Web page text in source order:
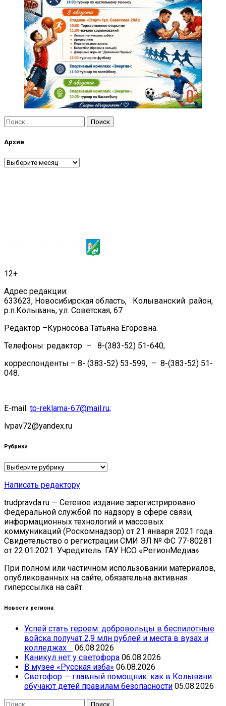
Найти:
Архив
Архив
12+
Адрес редакции:
633623, Новосибирская область, Колыванский район,
р.п.Колывань, ул. Советская, 67
Редактор –Курносова Татьяна Егоровна.
Телефоны: редактор – 8-(383-52) 51-640,
корреспонденты – 8- (383-52) 53-599, – 8-(383-52) 51-
048.
E-mail: tp-reklama-67@mail.ru;
lvpav72@yandex.ru
Рубрики
Рубрики
Написать редактору
trudpravda.ru — Сетевое издание зарегистрировано
Федеральной службой по надзору в сфере связи,
информационных технологий и массовых
коммуникаций (Роскомнадзор) от 21 января 2021 года.
Свидетельство о регистрации СМИ ЭЛ № ФС 77-80281
от 22.01.2021. Учредитель: ГАУ НСО «РегионМедиа».
При полном или частичном использовании материалов,
опубликованных на сайте, обязательна активная
гиперссылка на сайт.
Новости региона
Успей стать героем: добровольцы в беспилотные
войска получат 2,9 млн рублей и места в вузах и
колледжах
06.08.2026
Каникул нет у светофора 06.08.2026
В музее «Русская изба» 06.08.2026
Светофор — главный помощник: как в Колывани
обучают детей правилам безопасности 05.08.2026
Найти: